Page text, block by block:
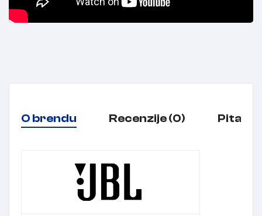
O brendu Recenzije (0) Pitanja